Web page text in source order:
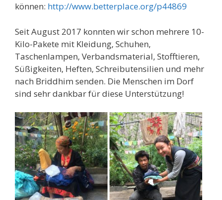
können: http://www.betterplace.org/p44869
Seit August 2017 konnten wir schon mehrere 10-
Kilo-Pakete mit Kleidung, Schuhen,
Taschenlampen, Verbandsmaterial, Stofftieren,
Süßigkeiten, Heften, Schreibutensilien und mehr
nach Briddhim senden. Die Menschen im Dorf
sind sehr dankbar für diese Unterstützung!